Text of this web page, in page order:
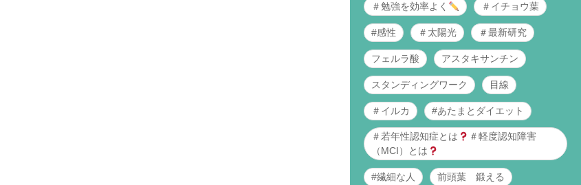
＃勉強を効率よく ＃イチョウ葉
#感性 ＃太陽光 ＃最新研究
フェルラ酸 アスタキサンチン
スタンディングワーク 目線
＃イルカ #あたまとダイエット
＃若年性認知症とは
＃軽度認知障害
（MCI）とは
#繊細な人 前頭葉 鍛える